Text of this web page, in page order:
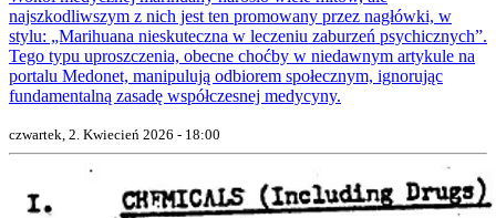
najszkodliwszym z nich jest ten promowany przez nagłówki, w
stylu: „Marihuana nieskuteczna w leczeniu zaburzeń psychicznych”.
Tego typu uproszczenia, obecne choćby w niedawnym artykule na
portalu Medonet, manipulują odbiorem społecznym, ignorując
fundamentalną zasadę współczesnej medycyny.
czwartek, 2. Kwiecień 2026 - 18:00